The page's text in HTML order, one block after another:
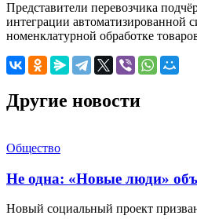
Представители перевозчика
интеграции автоматизированной
номенклатурной обработке
Другие новости
Общество
Не одна: «Новые люди»
Новый социальный проект